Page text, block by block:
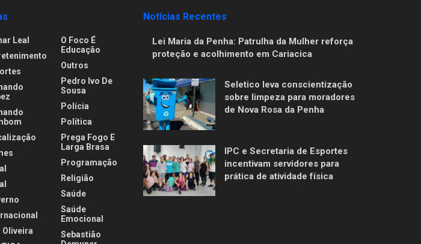
Leal
Oliveira
O Foco É
Educação
Outros
Pedro Ivo De
Sousa
Polícia
Política
Prega Fogo E
Larga Brasa
Programação
Religião
Saúde
Saúde
Emocional
Sebastião
Notícias Recentes
Lei Maria da Penha: Patrulha da Mulher reforça
proteção e acolhimento em Cariacica
Seletico leva conscientização
sobre limpeza para moradores
de Nova Rosa da Penha
IPC e Secretaria de Esportes
incentivam servidores para
prática de atividade física